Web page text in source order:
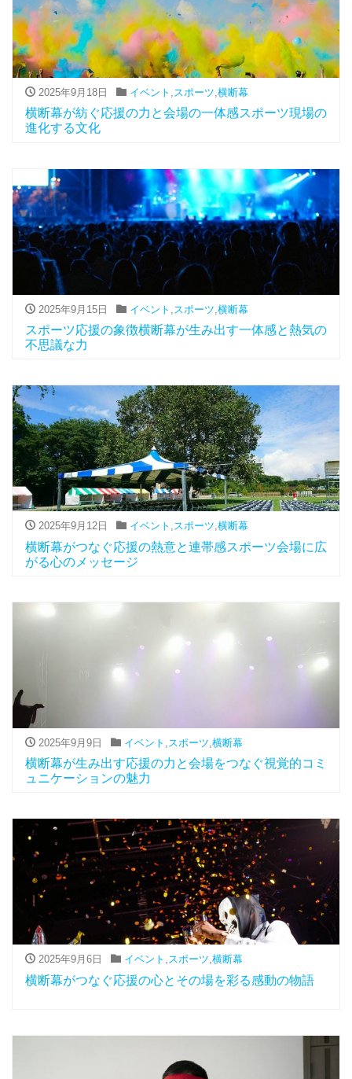
2025年9月18日 イベント ,スポーツ,横断幕
横断幕が紡ぐ応援の力と会場の一体感スポーツ現場の
進化する文化
2025年9月15日 イベント スポーツ 横断幕
スポーツ応援の象徴横断幕が生み出す一体感と熱気の
不思議な力
2025年9月12日 イベント ,スポーツ,横断幕
横断幕がつなぐ応援の熱意と連帯感スポーツ会場に広
がる心のメッセージ
2025年9月9日 イベント スポーツ 横断幕
横断幕が生み出す応援の力と会場をつなぐ視覚的コミ
ュニケーションの魅力
2025年9月6日 イベント ,スポーツ,横断幕
横断幕がつなぐ応援の心とその場を彩る感動の物語